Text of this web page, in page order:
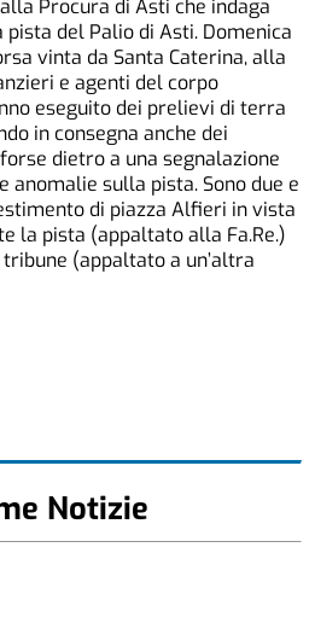
Procura di Asti che indaga
del Palio di Asti. Domenica
vinta da Santa Caterina, alla
e agenti del corpo
eseguito dei prelievi di terra
in consegna anche dei
dietro a una segnalazione
anomalie sulla pista. Sono due e
di piazza Alfieri in vista
la pista (appaltato alla Fa.Re.)
(appaltato a un’altra
Notizie